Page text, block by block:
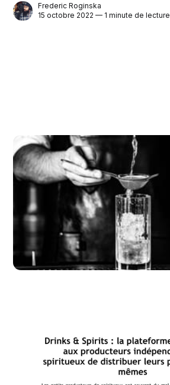
Frederic Roginska
15 octobre 2022 — 1 minute de lecture